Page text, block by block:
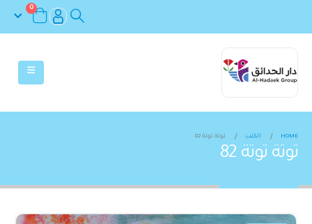
0
HOME الكتب توتة توتة 82
توتة توتة 82